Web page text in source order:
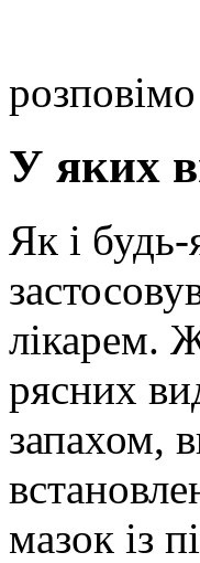
розповімо
У яких
Як і будь-
лікарем.
рясних
запахом,
мазок із